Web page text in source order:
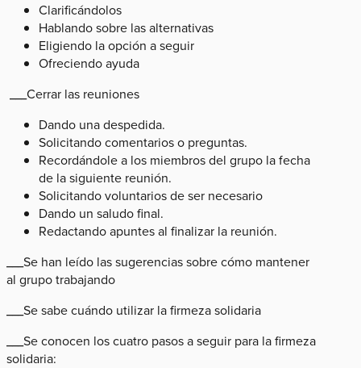
Clarificándolos
Hablando sobre las alternativas
Eligiendo la opción a seguir
Ofreciendo ayuda
___Cerrar las reuniones
Dando una despedida.
Solicitando comentarios o preguntas.
Recordándole a los miembros del grupo la fecha
de la siguiente reunión.
Solicitando voluntarios de ser necesario
Dando un saludo final.
Redactando apuntes al finalizar la reunión.
___Se han leído las sugerencias sobre cómo mantener
al grupo trabajando
___Se sabe cuándo utilizar la firmeza solidaria
___Se conocen los cuatro pasos a seguir para la firmeza
solidaria: